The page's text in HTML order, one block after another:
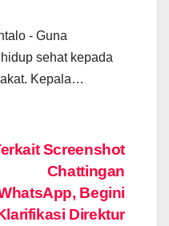
- Guna
sehat kepada
Kepala…
Screenshot
Chattingan
Begini
Direktur